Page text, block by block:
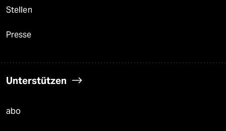
Stellen
Presse
Unterstützen
abo